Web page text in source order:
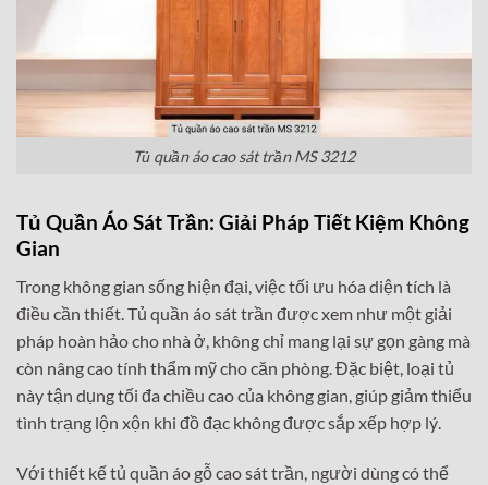
Tủ quần áo cao sát trần MS 3212
Tủ Quần Áo Sát Trần: Giải Pháp Tiết Kiệm Không
Gian
Trong không gian sống hiện đại, việc tối ưu hóa diện tích là
điều cần thiết. Tủ quần áo sát trần được xem như một giải
pháp hoàn hảo cho nhà ở, không chỉ mang lại sự gọn gàng mà
còn nâng cao tính thẩm mỹ cho căn phòng. Đặc biệt, loại tủ
này tận dụng tối đa chiều cao của không gian, giúp giảm thiểu
tình trạng lộn xộn khi đồ đạc không được sắp xếp hợp lý.
Với thiết kế tủ quần áo gỗ cao sát trần, người dùng có thể